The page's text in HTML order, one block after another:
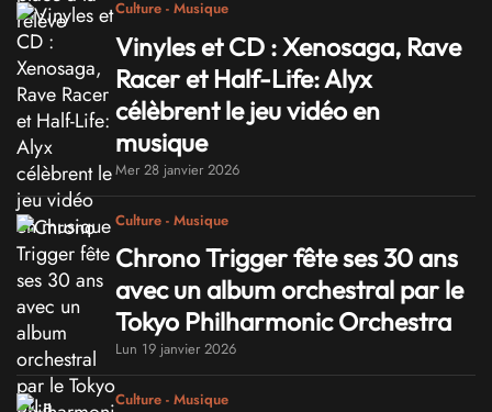
Culture - Musique
Vinyles et CD : Xenosaga, Rave
Racer et Half-Life: Alyx
célèbrent le jeu vidéo en
musique
Mer 28 janvier 2026
Culture - Musique
Chrono Trigger fête ses 30 ans
avec un album orchestral par le
Tokyo Philharmonic Orchestra
Lun 19 janvier 2026
Culture - Musique